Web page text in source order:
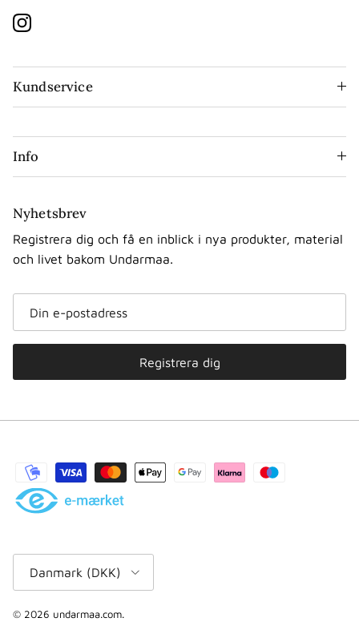
Instagram
Kundservice
Info
Nyhetsbrev
Registrera dig och få en inblick i nya produkter, material
och livet bakom Undarmaa.
Registrera dig
Danmark (DKK)
© 2026 undarmaa.com.